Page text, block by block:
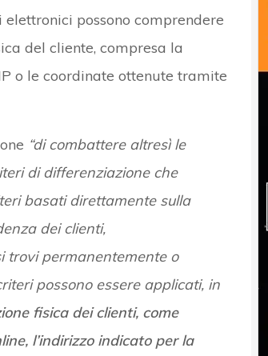
possono comprendere
del cliente, compresa la
o le coordinate ottenute tramite
“di combattere altresì le
di differenziazione che
basati direttamente sulla
dei clienti,
trovi permanentemente o
possono essere applicati, in
fisica dei clienti, come
l’indirizzo indicato per la